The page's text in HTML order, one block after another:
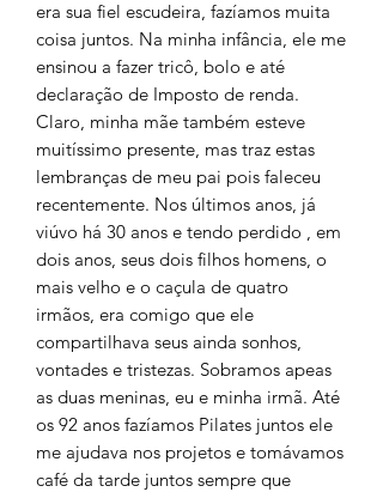
era sua fiel escudeira, fazíamos muita
coisa juntos. Na minha infância, ele me
ensinou a fazer tricô, bolo e até
declaração de Imposto de renda.
Claro, minha mãe também esteve
muitíssimo presente, mas traz estas
lembranças de meu pai pois faleceu
recentemente. Nos últimos anos, já
viúvo há 30 anos e tendo perdido , em
dois anos, seus dois filhos homens, o
mais velho e o caçula de quatro
irmãos, era comigo que ele
compartilhava seus ainda sonhos,
vontades e tristezas. Sobramos apeas
as duas meninas, eu e minha irmã. Até
os 92 anos fazíamos Pilates juntos ele
me ajudava nos projetos e tomávamos
café da tarde juntos sempre que